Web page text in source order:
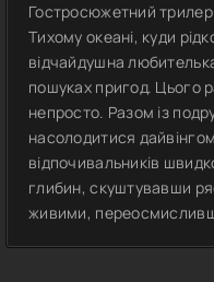
Гостросюжетний
Тихому океані, куди
відчайдушна
пошуках пригод. Цього
непросто. Разом із
насолодитися
відпочивальників
глибин, скуштувавши
живими,